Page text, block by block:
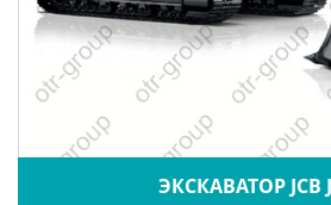
ЭКСКАВАТОР JCB